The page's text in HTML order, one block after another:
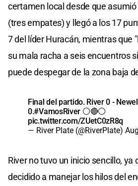
certamen local desde que
(tres empates) y llegó a los 17
7 del líder Huracán, mientras que
su mala racha a seis encuentros
puede despegar de la zona baja
Final del partido. River 0 -
0.#VamosRiver ⚪️🔴⚪️
pic.twitter.com/ZUetC0zR8q
— River Plate (@RiverPlate)
River no tuvo un inicio sencillo, ya
decidido a manejar los hilos del